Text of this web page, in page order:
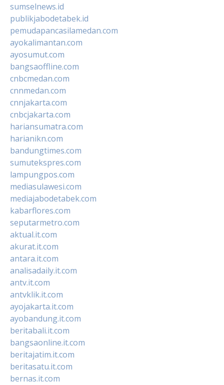
sumselnews.id
publikjabodetabek.id
pemudapancasilamedan.com
ayokalimantan.com
ayosumut.com
bangsaoffline.com
cnbcmedan.com
cnnmedan.com
cnnjakarta.com
cnbcjakarta.com
hariansumatra.com
harianikn.com
bandungtimes.com
sumutekspres.com
lampungpos.com
mediasulawesi.com
mediajabodetabek.com
kabarflores.com
seputarmetro.com
aktual.it.com
akurat.it.com
antara.it.com
analisadaily.it.com
antv.it.com
antvklik.it.com
ayojakarta.it.com
ayobandung.it.com
beritabali.it.com
bangsaonline.it.com
beritajatim.it.com
beritasatu.it.com
bernas.it.com